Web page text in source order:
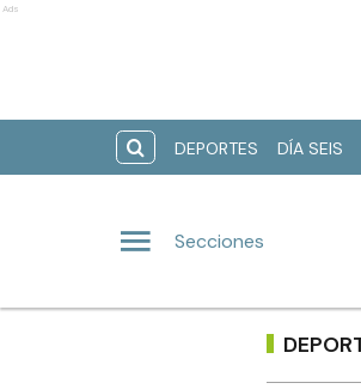
Ads
DEPORTES DÍA SEIS
Secciones